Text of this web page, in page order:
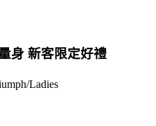
身 新客限定好禮
Ladies